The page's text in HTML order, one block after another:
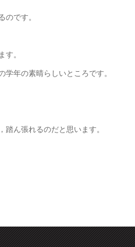
です。
。
年の素晴らしいところです。
ん張れるのだと思います。